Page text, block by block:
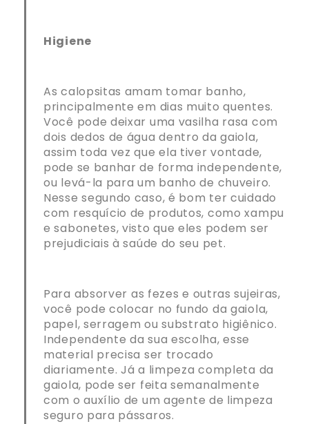
Higiene
As calopsitas amam tomar banho,
principalmente em dias muito quentes.
Você pode deixar uma vasilha rasa com
dois dedos de água dentro da gaiola,
assim toda vez que ela tiver vontade,
pode se banhar de forma independente,
ou levá-la para um banho de chuveiro.
Nesse segundo caso, é bom ter cuidado
com resquício de produtos, como xampu
e sabonetes, visto que eles podem ser
prejudiciais à saúde do seu pet.
Para absorver as fezes e outras sujeiras,
você pode colocar no fundo da gaiola,
papel, serragem ousubstrato higiênico.
Independente da sua escolha, esse
material precisa ser trocado
diariamente. Já a limpeza completa da
gaiola, pode ser feita semanalmente
com o auxílio de um agente de limpeza
seguro para pássaros.